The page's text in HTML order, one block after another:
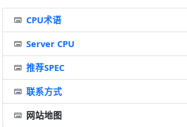
CPU术语
Server CPU
推荐SPEC
联系方式
网站地图